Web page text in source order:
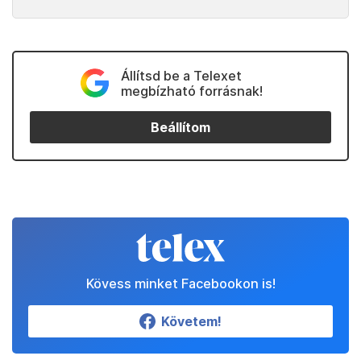
Állítsd be a Telexet
megbízható forrásnak!
Beállítom
Kövess minket Facebookon is!
Követem!